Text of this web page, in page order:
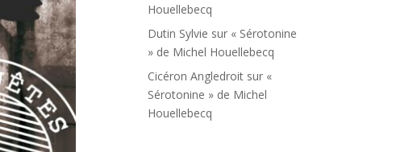
Houellebecq
Dutin Sylvie sur « Sérotonine
» de Michel Houellebecq
Cicéron Angledroit sur «
Sérotonine » de Michel
Houellebecq